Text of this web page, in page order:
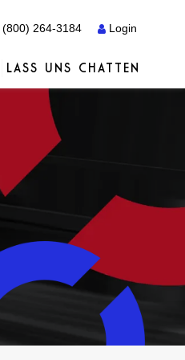
(800) 264-3184 Login
Dienstleistungen
Dienstleistungen
LASS UNS CHATTEN